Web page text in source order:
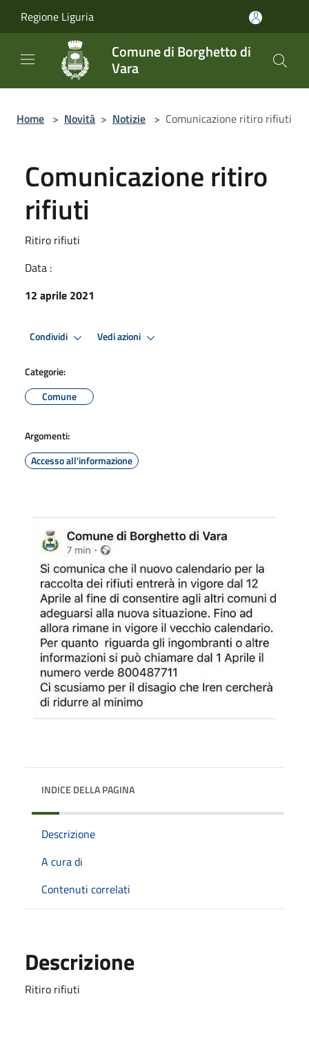
Regione Liguria
Comune di Borghetto di
Vara
Home > Novità > Notizie > Comunicazione ritiro rifiuti
Comunicazione ritiro
rifiuti
Ritiro rifiuti
Data :
12 aprile 2021
Condividi Vedi azioni
Categorie:
Comune
Argomenti:
Accesso all'informazione
INDICE DELLA PAGINA
Descrizione
A cura di
Contenuti correlati
Descrizione
Ritiro rifiuti